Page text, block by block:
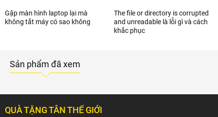
Gập màn hình laptop lại mà
không tắt máy có sao không
The file or directory is corrupted
and unreadable là lỗi gì và cách
khắc phục
Sản phẩm đã xem
QUÀ TẶNG TÂN THẾ GIỚI